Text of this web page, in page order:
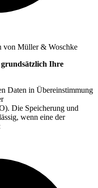
von Müller & Woschke
Ihre
Daten in Übereinstimmung
Die Speicherung und
wenn eine der